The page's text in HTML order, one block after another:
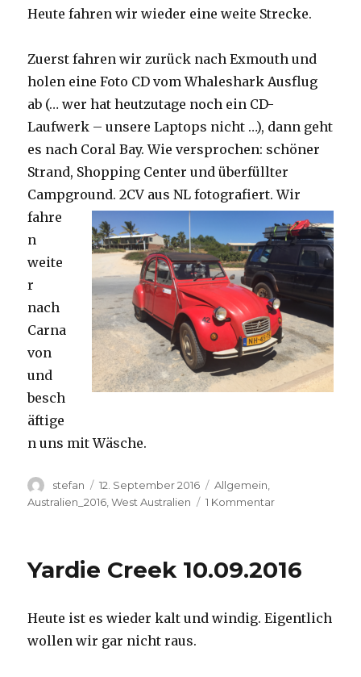
Heute fahren wir wieder eine weite Strecke.
Zuerst fahren wir zurück nach Exmouth und
holen eine Foto CD vom Whaleshark Ausflug
ab (… wer hat heutzutage noch ein CD-
Laufwerk – unsere Laptops nicht …), dann geht
es nach Coral Bay. Wie versprochen: schöner
Strand, Shopping Center und überfüllter
Campground.2CV aus NL fotografiert. Wir
fahre
n
weite
r
nach
Carna
von
und
besch
äftige
n uns mit Wäsche.
Autor
stefan
Veröffentlicht
am
12. September 2016 Kategorien
Allgemein
Australien_2016 ,West Australien 1 Kommentarzu
Yardie Creek 10.09.2016
Heute ist es wieder kalt und windig. Eigentlich
wollen wir gar nicht raus.